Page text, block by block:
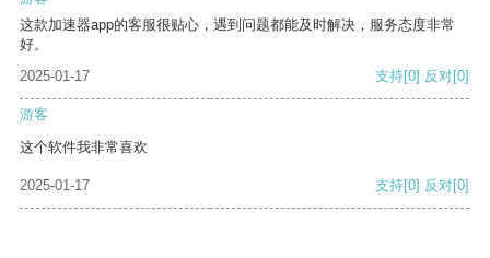
这款加速器app的客服很贴心，遇到问题都能及时解决，服务态度非常
好。
2025-01-17
支持[0] 反对[0]
游客
这个软件我非常喜欢
2025-01-17 支持[0] 反对[0]